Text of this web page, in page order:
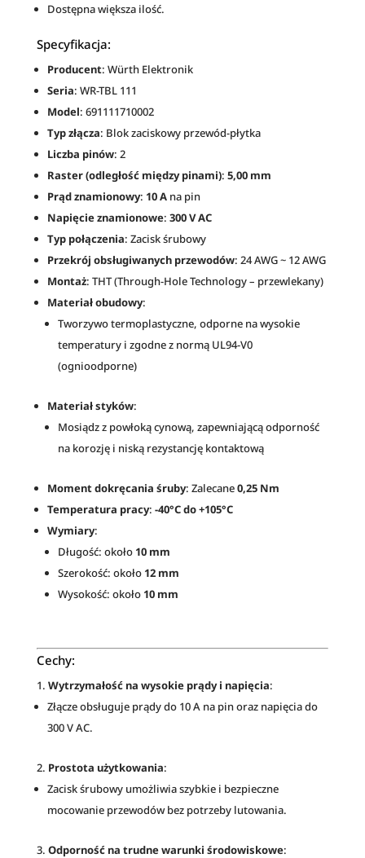
Dostępna większa ilość.
Specyfikacja:
Producent: Würth Elektronik
Seria: WR-TBL 111
Model: 691111710002
Typ złącza: Blok zaciskowy przewód-płytka
Liczba pinów: 2
Raster (odległość między pinami): 5,00 mm
Prąd znamionowy: 10 Ana pin
Napięcie znamionowe: 300 V AC
Typ połączenia: Zacisk śrubowy
Przekrój obsługiwanych przewodów: 24 AWG ~ 12 AWG
Montaż: THT (Through-Hole Technology – przewlekany)
Materiał obudowy:
Tworzywo termoplastyczne, odporne na wysokie
temperatury i zgodne z normą UL94-V0
(ognioodporne)
Materiał styków:
Mosiądz z powłoką cynową, zapewniającą odporność
na korozję i niską rezystancję kontaktową
Moment dokręcania śruby: Zalecane0,25 Nm
Temperatura pracy: -40°C do +105°C
Wymiary:
Długość: około 10 mm
Szerokość: około 12 mm
Wysokość: około 10 mm
Cechy:
Wytrzymałość na wysokie prądy i napięcia:
Złącze obsługuje prądy do 10 A na pin oraz napięcia do
300 V AC.
Prostota użytkowania:
Zacisk śrubowy umożliwia szybkie i bezpieczne
mocowanie przewodów bez potrzeby lutowania.
Odporność na trudne warunki środowiskowe: